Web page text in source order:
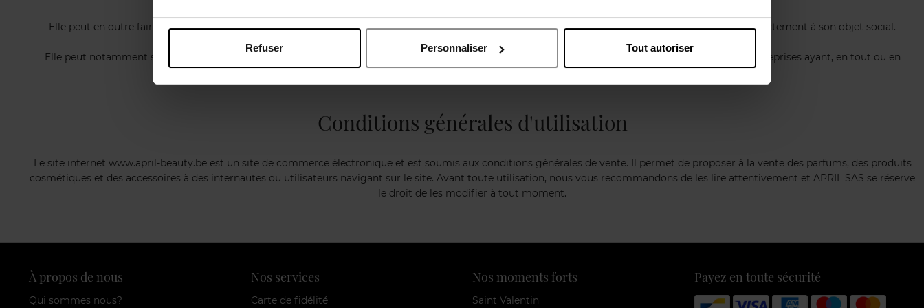
Refuser Personnaliser Tout autoriser
Elle peut en outre faire toutes les opérations commerciales, industrielles, mobilières, immobilières ou financières se rattachant directement ou indirectement à son objet social.
Elle peut notamment s'intéresser par voie d'apports, de souscriptions, d'interventions financières ou par tout autre mode, dans toutes sociétés ou entreprises ayant, en tout ou en
partie, un objet similaire ou connexe au sien ou susceptible d'en favoriser l'extension et le développement.
Conditions générales d'utilisation
Le site internet www.april-beauty.be est un site de commerce électronique et est soumis aux conditions générales de vente. Il permet de proposer à la vente des parfums, des produits
cosmétiques et des accessoires à des internautes ou utilisateurs navigant sur le site. Avant toute utilisation, nous vous recommandons de les lire attentivement et APRIL SAS se réserve
le droit de les modifier à tout moment.
À propos de nous
Qui sommes nous?
Nos services
Carte de fidélité
Nos moments forts
Saint Valentin
Payez en toute sécurité